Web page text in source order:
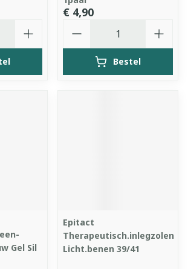
€ 4,90
Bestel
Gel Sil
Epitact
Therapeutisch.inlegzolen
Licht.benen 39/41